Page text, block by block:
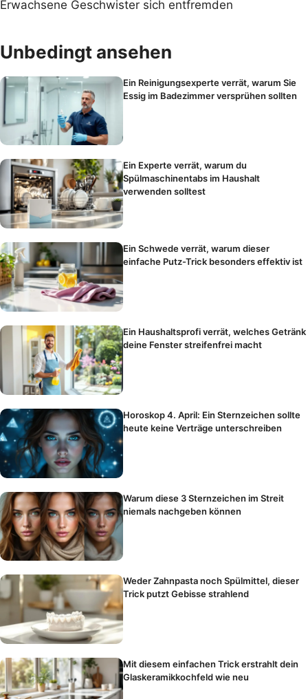
Erwachsene Geschwister sich entfremden
Unbedingt ansehen
Ein Reinigungsexperte verrät, warum Sie
Essig im Badezimmer versprühen sollten
Ein Experte verrät, warum du
Spülmaschinentabs im Haushalt
verwenden solltest
Ein Schwede verrät, warum dieser
einfache Putz-Trick besonders effektiv ist
Ein Haushaltsprofi verrät, welches Getränk
deine Fenster streifenfrei macht
Horoskop 4. April: Ein Sternzeichen sollte
heute keine Verträge unterschreiben
Warum diese 3 Sternzeichen im Streit
niemals nachgeben können
Weder Zahnpasta noch Spülmittel, dieser
Trick putzt Gebisse strahlend
Mit diesem einfachen Trick erstrahlt dein
Glaskeramikkochfeld wie neu